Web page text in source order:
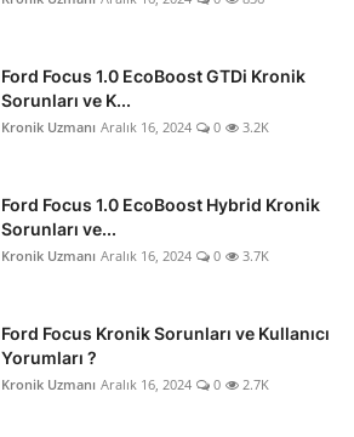
Ford Focus 1.0 EcoBoost GTDi Kronik
Sorunları ve K...
Kronik Uzmanı Aralık 16, 2024 0 3.2K
Ford Focus 1.0 EcoBoost Hybrid Kronik
Sorunları ve...
Kronik Uzmanı Aralık 16, 2024 0 3.7K
Ford Focus Kronik Sorunları ve Kullanıcı
Yorumları ?
Kronik Uzmanı Aralık 16, 2024 0 2.7K